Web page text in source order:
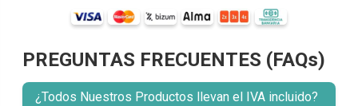
PREGUNTAS FRECUENTES (FAQs)
¿Todos Nuestros Productos llevan el IVA incluido?